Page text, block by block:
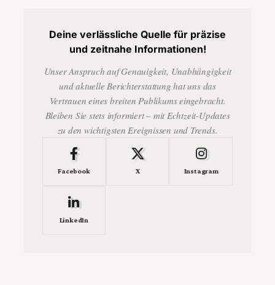
Deine verlässliche Quelle für präzise
und zeitnahe Informationen!
Unser Anspruch auf Genauigkeit, Unabhängigkeit
und aktuelle Berichterstattung hat uns das
Vertrauen eines breiten Publikums eingebracht.
Bleiben Sie stets informiert – mit Echtzeit-Updates
zu den wichtigsten Ereignissen und Trends.
Facebook X Instagram
LinkedIn